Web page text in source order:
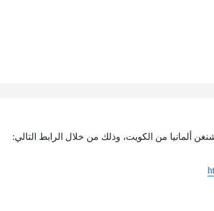
ألمانيا من الكويت، وذلك من خلال الرابط التالي: